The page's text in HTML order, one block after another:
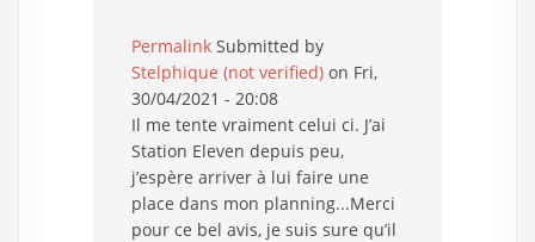
Permalink Submitted by
Stelphique (not verified) on Fri,
30/04/2021 - 20:08
Il me tente vraiment celui ci. J’ai
Station Eleven depuis peu,
j’espère arriver à lui faire une
place dans mon planning...Merci
pour ce bel avis, je suis sure qu’il